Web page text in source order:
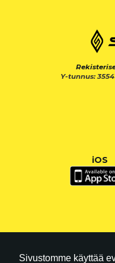
Sivustomme käyttää
Y-tunnus:
iOS